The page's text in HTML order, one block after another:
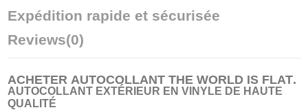
Expédition rapide et sécurisée
Reviews(0)
ACHETER AUTOCOLLANT THE WORLD IS FLAT.
AUTOCOLLANT EXTÉRIEUR EN VINYLE DE HAUTE
QUALITÉ